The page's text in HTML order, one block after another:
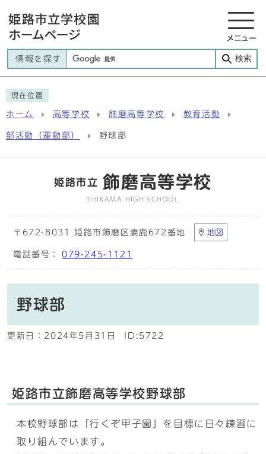
メニュー
情報を探す 検索
現在位置
ホーム 高等学校 飾磨高等学校 教育活動
部活動（運動部） 野球部
姫路市立 飾磨高等学校
SHIKAMA HIGH SCHOOL
〒672-8031 姫路市飾磨区妻鹿672番地 地図
電話番号： 079-245-1121
野球部
更新日： 2024年5月31日 ID:5722
姫路市立飾磨高等学校野球部
本校野球部は「行くぞ甲子園」を目標に日々練習に
取り組んでいます。